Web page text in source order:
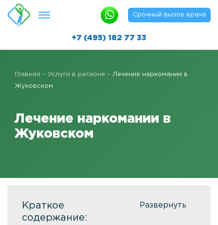
Реабилитация алкозависимых
Реабилитация методом «12 шагов»
Быстро протрезветь
Кодирование алкоголизма
Срочный вызов врача
+7 (495) 182 77 33
Главная – Услуги в регионе – Лечение наркомании в
Жуковском
Лечение наркомании в
Жуковском
Краткое
содержание: